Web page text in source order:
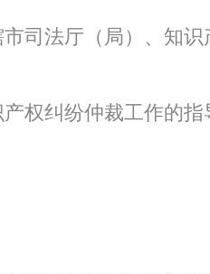
司法厅（局）、知
权纠纷仲裁工作的